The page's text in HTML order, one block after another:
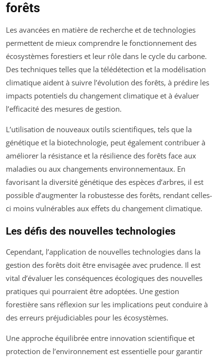
forêts
Les avancées en matière de recherche et de technologies
permettent de mieux comprendre le fonctionnement des
écosystèmes forestiers et leur rôle dans le cycle du carbone.
Des techniques telles que la télédétection et la modélisation
climatique aident à suivre l’évolution des forêts, à prédire les
impacts potentiels du changement climatique et à évaluer
l’efficacité des mesures de gestion.
L’utilisation de nouveaux outils scientifiques, tels que la
génétique et la biotechnologie, peut également contribuer à
améliorer la résistance et la résilience des forêts face aux
maladies ou aux changements environnementaux. En
favorisant la diversité génétique des espèces d’arbres, il est
possible d’augmenter la robustesse des forêts, rendant celles-
ci moins vulnérables aux effets du changement climatique.
Les défis des nouvelles technologies
Cependant, l’application de nouvelles technologies dans la
gestion des forêts doit être envisagée avec prudence. Il est
vital d’évaluer les conséquences écologiques des nouvelles
pratiques qui pourraient être adoptées. Une gestion
forestière sans réflexion sur les implications peut conduire à
des erreurs préjudiciables pour les écosystèmes.
Une approche équilibrée entre innovation scientifique et
protection de l’environnement est essentielle pour garantir